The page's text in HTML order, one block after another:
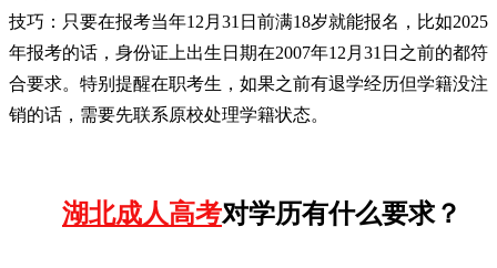
技巧：只要在报考当年12月31日前满18岁就能报名，比如2025
年报考的话，身份证上出生日期在2007年12月31日之前的都符
合要求。特别提醒在职考生，如果之前有退学经历但学籍没注
销的话，需要先联系原校处理学籍状态。
湖北成人高考对学历有什么要求？